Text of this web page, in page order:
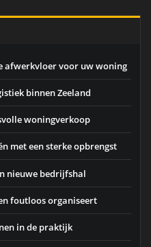
afwerkvloer voor uw woning
binnen Zeeland
woningverkoop
met een sterke opbrengst
nieuwe bedrijfshal
foutloos organiseert
in de praktijk